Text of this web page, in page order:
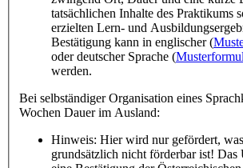
tatsächlichen Inhalte des Praktikums
erzielten Lern- und
Bestätigung kann in englischer (
oder deutscher Sprache (
werden.
Bei selbständiger Organisation eines
Wochen Dauer im Ausland:
Hinweis: Hier wird nur gefördert,
grundsätzlich nicht förderbar ist! Das